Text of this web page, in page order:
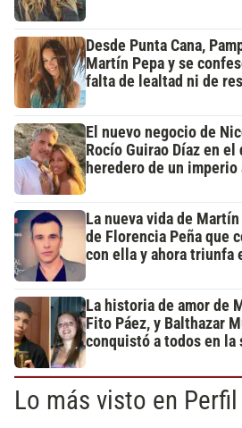
Desde Punta Cana,
Martín Pepa y se
falta de lealtad ni de
El nuevo negocio de
Rocío Guirao Díaz en
heredero de un
La nueva vida de
de Florencia Peña que
con ella y ahora triunfa
La historia de amor de
Fito Páez, y Balthazar
conquistó a todos en la
Lo más visto en Perfil